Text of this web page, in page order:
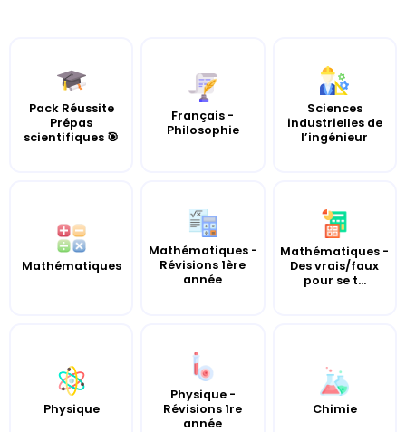
Pack Réussite
Prépas
scientifiques 🎯
Français -
Philosophie
Sciences
industrielles de
l’ingénieur
Mathématiques
Mathématiques -
Révisions 1ère
année
Mathématiques -
Des vrais/faux
pour se t...
Physique
Physique -
Révisions 1re
année
Chimie